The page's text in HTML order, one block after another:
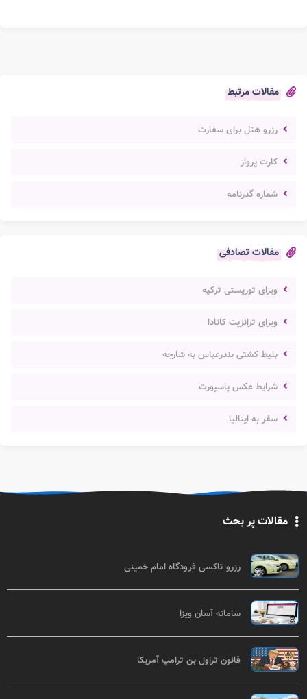
مقالات مرتبط
رزرو هتل برای سفارت
کارت پرواز
شماره گذرنامه
مقالات تصادفی
ویزای توریستی ترکیه
ویزای ترانزیت کانادا
بلیط کشتی بندرعباس به شارجه
شرایط عکس پاسپورت
سفر به ایتالیا
مقالات پر بحث
رزرو تاکسی فرودگاه امام خمینی
سامانه آسان ویزا
قانون تراول بن ترامپ آمریکا